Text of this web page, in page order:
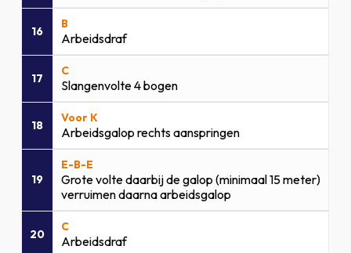
16
B
Arbeidsdraf
17
C
Slangenvolte 4 bogen
18
Voor K
Arbeidsgalop rechts aanspringen
19
E-B-E
Grote volte daarbij de galop (minimaal 15 meter)
verruimen daarna arbeidsgalop
20
C
Arbeidsdraf